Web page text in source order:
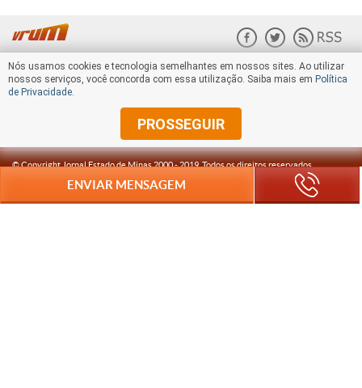
© Copyright Jornal Estado de Minas 2000 -2019. Todos os direitos reservados.
ENVIAR MENSAGEM
Nós usamos cookies e tecnologia semelhantes em nossos sites. Ao utilizar
nossos serviços, você concorda com essa utilização. Saiba mais em Política
de Privacidade.
PROSSEGUIR